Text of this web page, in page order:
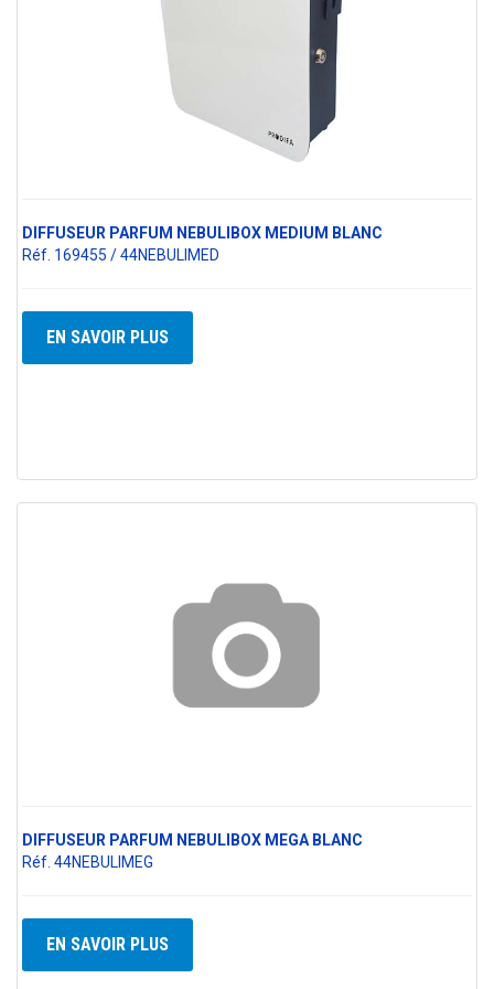
DIFFUSEUR PARFUM NEBULIBOX MEDIUM BLANC
Réf. 169455 / 44NEBULIMED
EN SAVOIR PLUS
DIFFUSEUR PARFUM NEBULIBOX MEGA BLANC
Réf. 44NEBULIMEG
EN SAVOIR PLUS